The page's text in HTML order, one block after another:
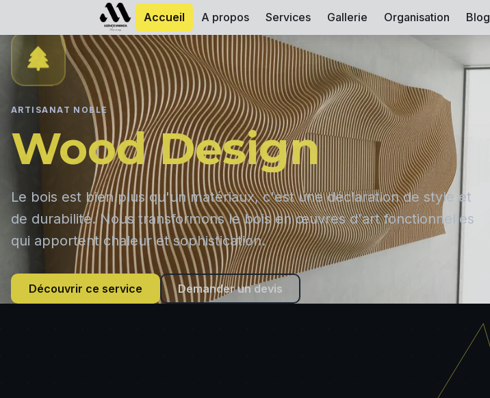
Accueil A propos Services Gallerie Organisation Blog
ARTISANAT NOBLE
Wood Design
Le bois est bien plus qu'un matériaux, c'est une déclaration de style et
de durabilité. Nous transformons le bois en œuvres d'art fonctionnelles
qui apportent chaleur et sophistication.
Découvrir ce service Demander un devis